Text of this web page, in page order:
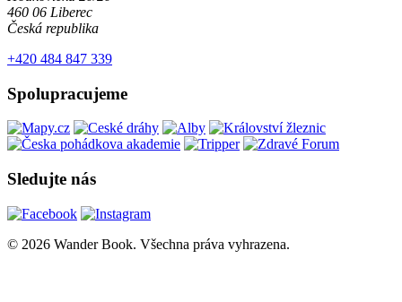
460 06 Liberec
Česká republika
+420 484 847 339
Spolupracujeme
Sledujte nás
© 2026 Wander Book. Všechna práva vyhrazena.